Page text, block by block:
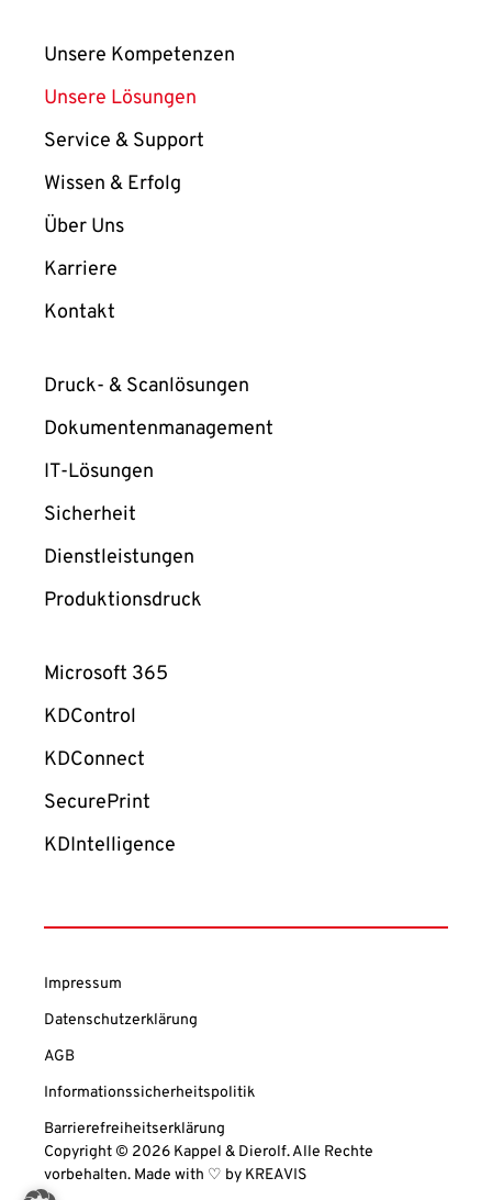
Unsere Kompetenzen
Unsere Lösungen
Service & Support
Wissen & Erfolg
Über Uns
Karriere
Kontakt
Druck- & Scanlösungen
Dokumentenmanagement
IT-Lösungen
Sicherheit
Dienstleistungen
Produktionsdruck
Microsoft 365
KDControl
KDConnect
SecurePrint
KDIntelligence
Impressum
Datenschutzerklärung
AGB
Informationssicherheitspolitik
Barrierefreiheitserklärung
Copyright © 2026 Kappel & Dierolf. Alle Rechte
vorbehalten. Made with ♡ by KREAVIS